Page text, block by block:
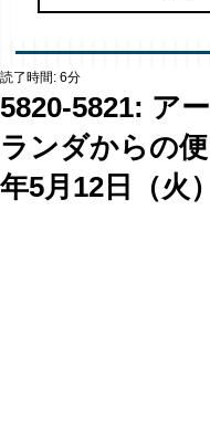
5820-5821: ア
ランダからの
年5月12日（火）
読了時間: 6分